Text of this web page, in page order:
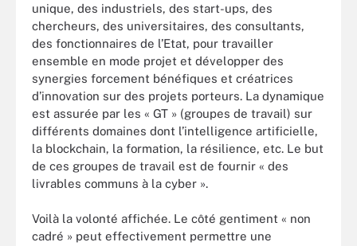
unique, des industriels, des start-ups, des
chercheurs, des universitaires, des consultants,
des fonctionnaires de l’Etat, pour travailler
ensemble en mode projet et développer des
synergies forcement bénéfiques et créatrices
d’innovation sur des projets porteurs. La dynamique
est assurée par les « GT » (groupes de travail) sur
différents domaines dont l’intelligence artificielle,
la blockchain, la formation, la résilience, etc. Le but
de ces groupes de travail est de fournir « des
livrables communs à la cyber ».
Voilà la volonté affichée. Le côté gentiment « non
cadré » peut effectivement permettre une